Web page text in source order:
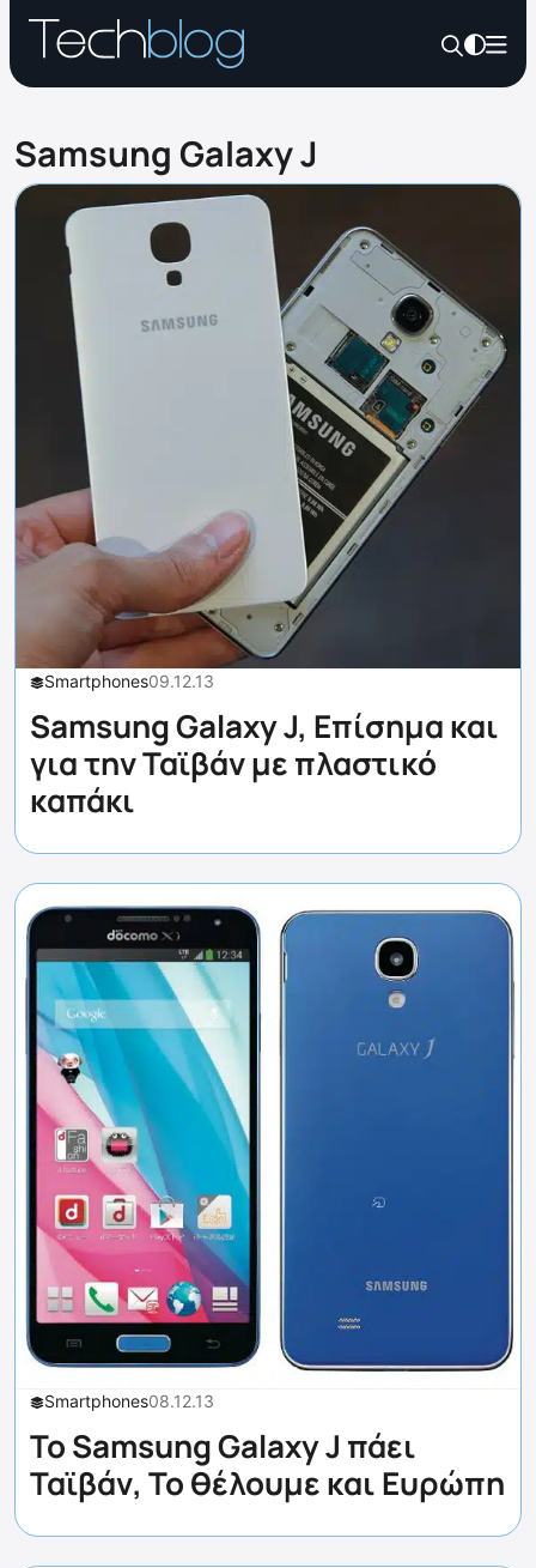
Samsung Galaxy J
Smartphones09.12.13
Samsung Galaxy J, Επίσημα και
για την Ταϊβάν με πλαστικό
καπάκι
Smartphones08.12.13
Το Samsung Galaxy J πάει
Ταϊβάν, Το θέλουμε και Ευρώπη